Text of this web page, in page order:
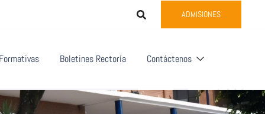
ADMISIONES
Boletines Rectoría Contáctenos